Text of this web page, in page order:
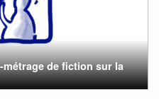
de fiction sur la